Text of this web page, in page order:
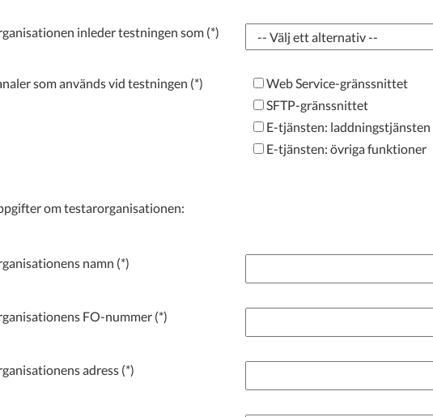
inleder testningen som
som används vid testningen
Web Service-gränssnittet
SFTP-gränssnittet
E-tjänsten: laddningstjänsten
E-tjänsten: övriga funktioner
om testarorganisationen:
namn
FO-nummer
adress